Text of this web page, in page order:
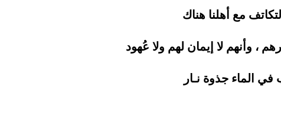
مع أهلنا هناك
، وأنهم لا إيمان لهم ولا عُهود
الماء جذوة نـار